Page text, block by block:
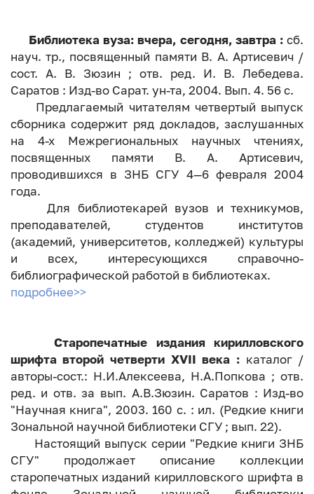
Библиотека вуза: вчера, сегодня, завтра :сб.
науч. тр., посвященный памяти В. А. Артисевич /
сост. А. В. Зюзин ; отв. ред. И. В. Лебедева.
Саратов : Изд-во Сарат. ун-та, 2004. Вып. 4. 56 с.
Предлагаемый читателям четвертый выпуск
сборника содержит ряд докладов, заслушанных
на 4-х Межрегиональных научных чтениях,
посвященных памяти В. А. Артисевич,
проводившихся в ЗНБ СГУ 4—6 февраля 2004
года.
Для библиотекарей вузов и техникумов,
преподавателей, студентов институтов
(академий, университетов, колледжей) культуры
и всех, интересующихся справочно-
библиографической работой в библиотеках.
подробнее>>
Старопечатные издания кирилловского
шрифта второй четверти ХVII века : каталог /
авторы-сост.: Н.И.Алексеева, Н.А.Попкова ; отв.
ред. и отв. за вып. А.В.Зюзин. Саратов : Изд-во
"Научная книга", 2003. 160 с. : ил. (Редкие книги
Зональной научной библиотеки СГУ ; вып. 22).
Настоящий выпуск серии "Редкие книги ЗНБ
СГУ" продолжает описание коллекции
старопечатных изданий кирилловского шрифта в